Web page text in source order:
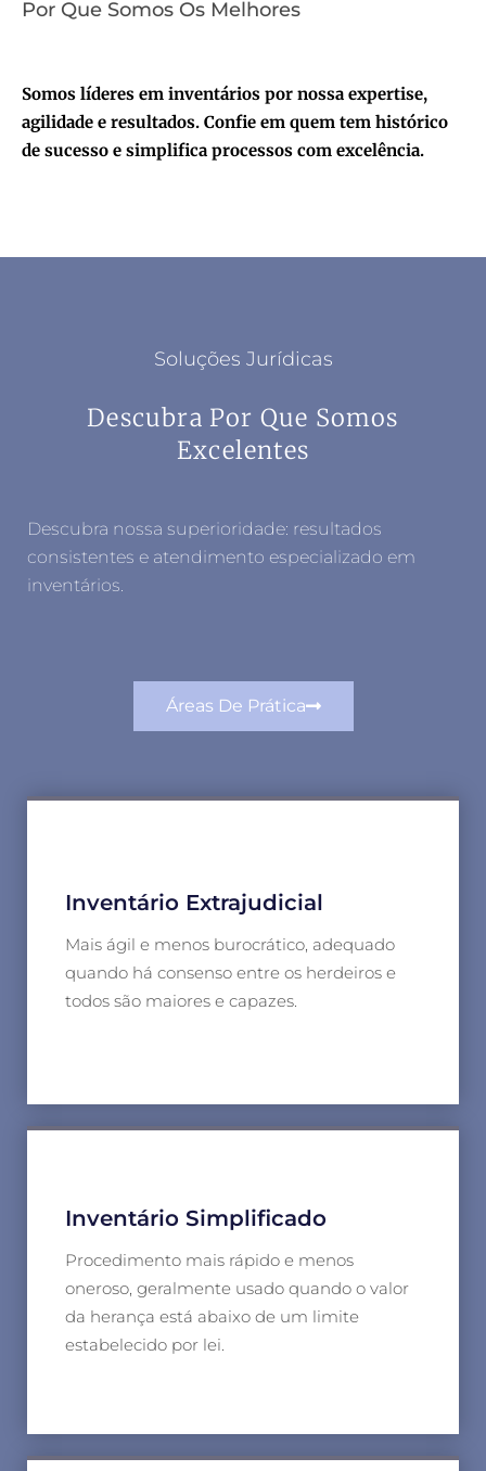
Por Que Somos Os Melhores
Somos líderes em inventários por nossa expertise,
agilidade e resultados. Confie em quem tem histórico
de sucesso e simplifica processos com excelência.
Soluções Jurídicas
Descubra Por Que Somos
Excelentes
Descubra nossa superioridade: resultados
consistentes e atendimento especializado em
inventários.
Áreas De Prática
Inventário Extrajudicial
Mais ágil e menos burocrático, adequado
quando há consenso entre os herdeiros e
todos são maiores e capazes.
Inventário Simplificado
Procedimento mais rápido e menos
oneroso, geralmente usado quando o valor
da herança está abaixo de um limite
estabelecido por lei.